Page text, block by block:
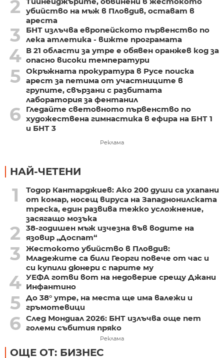
2
убийство на мъж в Пловдив, остават в
ареста
3
БНТ излъчва европейското първенство по
лека атлетика - вижте програмата
4 В 21 области за утре е обявен оранжев код за
опасно високи температури
5 Окръжната прокуратура в Русе поиска
арест за петима от участниците в
групите, свързани с разбитата
лаборатория за фентанил
6
Гледайте световното първенство по
художествена гимнастика в ефира на БНТ 1
и БНТ 3
Реклама
НАЙ-ЧЕТЕНИ
1
Тодор Кантарджиев: Ако 200 души са ухапани
от комар, носещ вируса на Западнонилската
треска, един развива тежко усложнение,
засягащо мозъка
2
38-годишен мъж изчезна във водите на
язовир „Доспат“
3
Жестокото убийство в Пловдив:
Младежите са били Георги повече от час и
си купили дюнери с парите му
4 УЕФА готви вот на недоверие срещу Джани
Инфантино
5 До 38° утре, на места ще има валежи и
гръмотевици
6 След Мондиал 2026: БНТ излъчва още пет
големи събития пряко
Реклама
ОЩЕ ОТ: БИЗНЕС